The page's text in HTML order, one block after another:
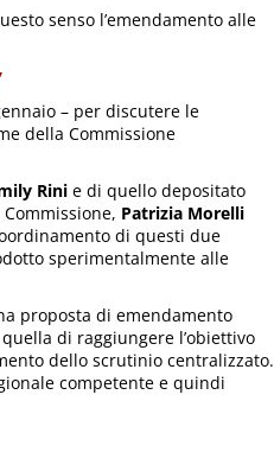
senso l’emendamento alle
– per discutere le
della Commissione
Rini e di quello depositato
Patrizia Morelli
di questi due
sperimentalmente alle
proposta di emendamento
di raggiungere l’obiettivo
dello scrutinio centralizzato.
competente e quindi